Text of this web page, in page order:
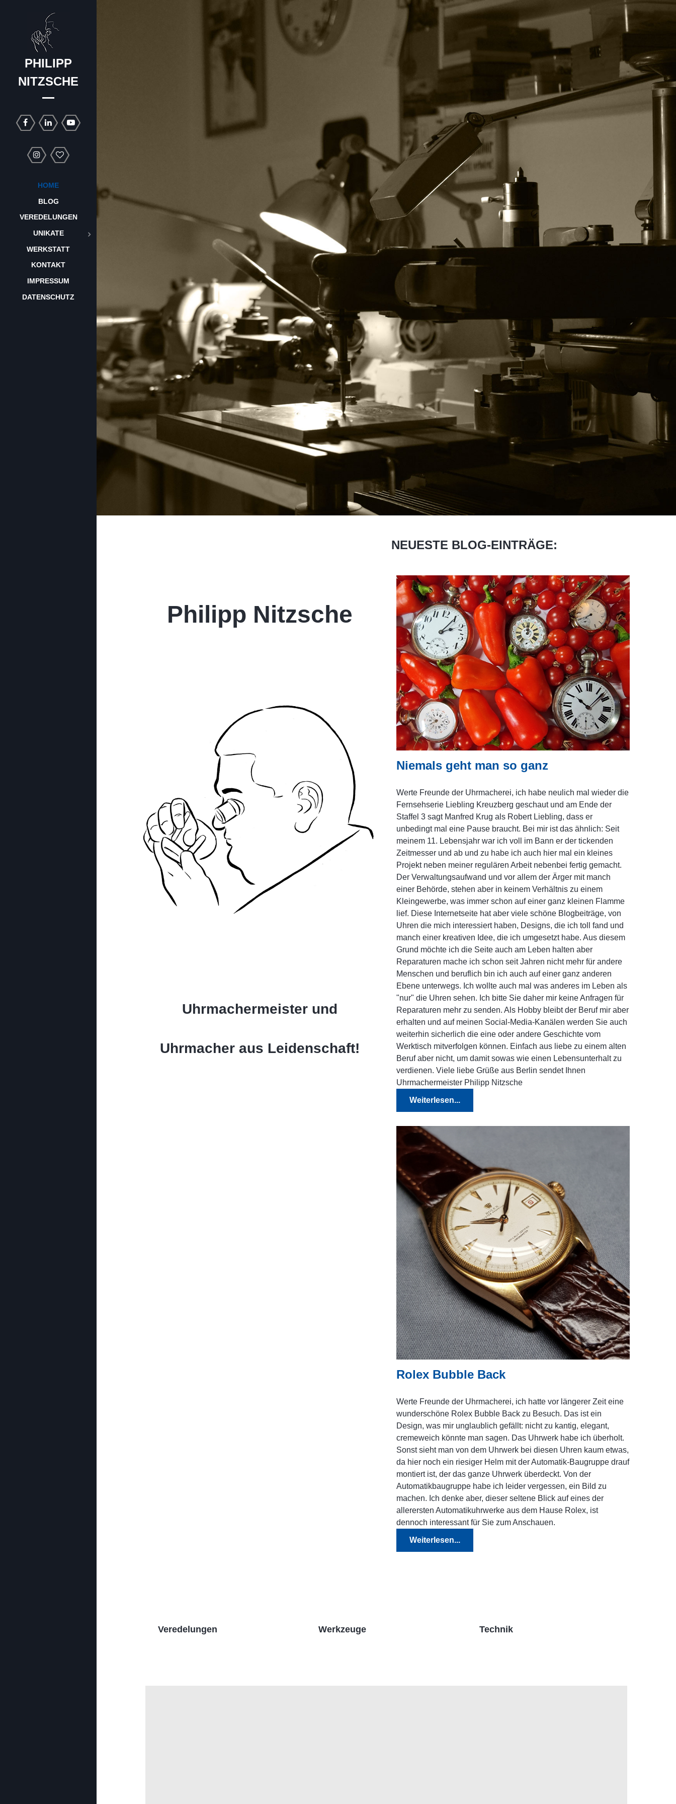
Philipp Nitzsche
Uhrmachermeister und
Uhrmacher aus Leidenschaft!
NEUESTE BLOG-EINTRÄGE:
Niemals geht man so ganz
Werte Freunde der Uhrmacherei, ich habe neulich mal wieder die
Fernsehserie Liebling Kreuzberg geschaut und am Ende der
Staffel 3 sagt Manfred Krug als Robert Liebling, dass er
unbedingt mal eine Pause braucht. Bei mir ist das ähnlich: Seit
meinem 11. Lebensjahr war ich voll im Bann er der tickenden
Zeitmesser und ab und zu habe ich auch hier mal ein kleines
Projekt neben meiner regulären Arbeit nebenbei fertig gemacht.
Der Verwaltungsaufwand und vor allem der Ärger mit manch
einer Behörde, stehen aber in keinem Verhältnis zu einem
Kleingewerbe, was immer schon auf einer ganz kleinen Flamme
lief. Diese Internetseite hat aber viele schöne Blogbeiträge, von
Uhren die mich interessiert haben, Designs, die ich toll fand und
manch einer kreativen Idee, die ich umgesetzt habe. Aus diesem
Grund möchte ich die Seite auch am Leben halten aber
Reparaturen mache ich schon seit Jahren nicht mehr für andere
Menschen und beruflich bin ich auch auf einer ganz anderen
Ebene unterwegs. Ich wollte auch mal was anderes im Leben als
"nur" die Uhren sehen. Ich bitte Sie daher mir keine Anfragen für
Reparaturen mehr zu senden. Als Hobby bleibt der Beruf mir aber
erhalten und auf meinen Social-Media-Kanälen werden Sie auch
weiterhin sicherlich die eine oder andere Geschichte vom
Werktisch mitverfolgen können. Einfach aus liebe zu einem alten
Beruf aber nicht, um damit sowas wie einen Lebensunterhalt zu
verdienen. Viele liebe Grüße aus Berlin sendet Ihnen
Uhrmachermeister Philipp Nitzsche
Weiterlesen...
Rolex Bubble Back
Werte Freunde der Uhrmacherei, ich hatte vor längerer Zeit eine
wunderschöne Rolex Bubble Back zu Besuch. Das ist ein
Design, was mir unglaublich gefällt: nicht zu kantig, elegant,
cremeweich könnte man sagen. Das Uhrwerk habe ich überholt.
Sonst sieht man von dem Uhrwerk bei diesen Uhren kaum etwas,
da hier noch ein riesiger Helm mit der Automatik-Baugruppe drauf
montiert ist, der das ganze Uhrwerk überdeckt. Von der
Automatikbaugruppe habe ich leider vergessen, ein Bild zu
machen. Ich denke aber, dieser seltene Blick auf eines der
allerersten Automatikuhrwerke aus dem Hause Rolex, ist
dennoch interessant für Sie zum Anschauen.
Weiterlesen...
Veredelungen Werkzeuge Technik
PHILIPP
NITZSCHE
HOME
BLOG
VEREDELUNGEN
UNIKATE
WERKSTATT
KONTAKT
IMPRESSUM
DATENSCHUTZ